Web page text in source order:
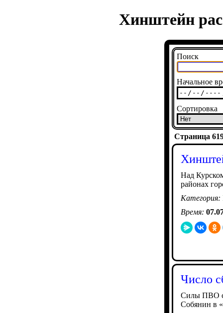
Хинштейн
Поиск
Начальное
Сортировка
Страница
Над
районах
Категория:
Время:
Число
Силы ПВО
Собянин в